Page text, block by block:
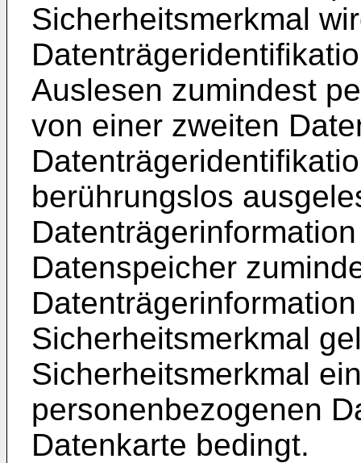
Sicherheitsmerkmal
Auslesen zumindest
von einer zweiten
berührungslos
Datenspeicher
Sicherheitsmerkmal
Sicherheitsmerkmal
personenbezogenen
Datenkarte bedingt.